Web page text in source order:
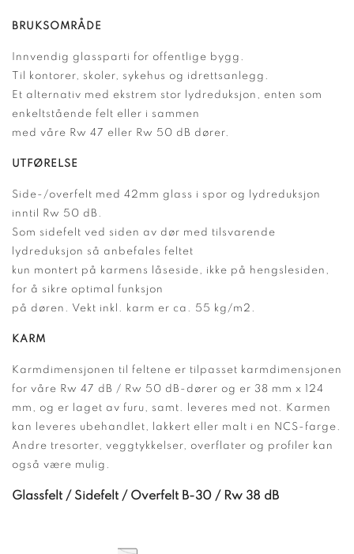
BRUKSOMRÅDE
Innvendig glassparti for offentlige bygg.
Til kontorer, skoler, sykehus og idrettsanlegg.
Et alternativ med ekstrem stor lydreduksjon, enten som
enkeltstående felt eller i sammen
med våre Rw 47 eller Rw 50 dB dører.
UTFØRELSE
Side-/overfelt med 42mm glass i spor og lydreduksjon
inntil Rw 50 dB.
Som sidefelt ved siden av dør med tilsvarende
lydreduksjon så anbefales feltet
kun montert på karmens låseside, ikke på hengslesiden,
for å sikre optimal funksjon
på døren. Vekt inkl. karm er ca. 55 kg/m2.
KARM
Karmdimensjonen til feltene er tilpasset karmdimensjonen
for våre Rw 47 dB / Rw 50 dB-dører og er 38 mm x 124
mm, og er laget av furu, samt. leveres med not. Karmen
kan leveres ubehandlet, lakkert eller malt i en NCS-farge.
Andre tresorter, veggtykkelser, overflater og profiler kan
også være mulig.
Glassfelt / Sidefelt / Overfelt B-30 / Rw 38 dB